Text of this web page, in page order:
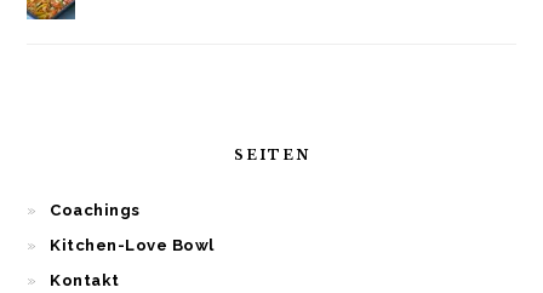
SEITEN
Coachings
Kitchen-Love Bowl
Kontakt